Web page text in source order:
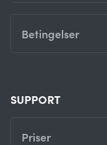
Betingelser
SUPPORT
Priser